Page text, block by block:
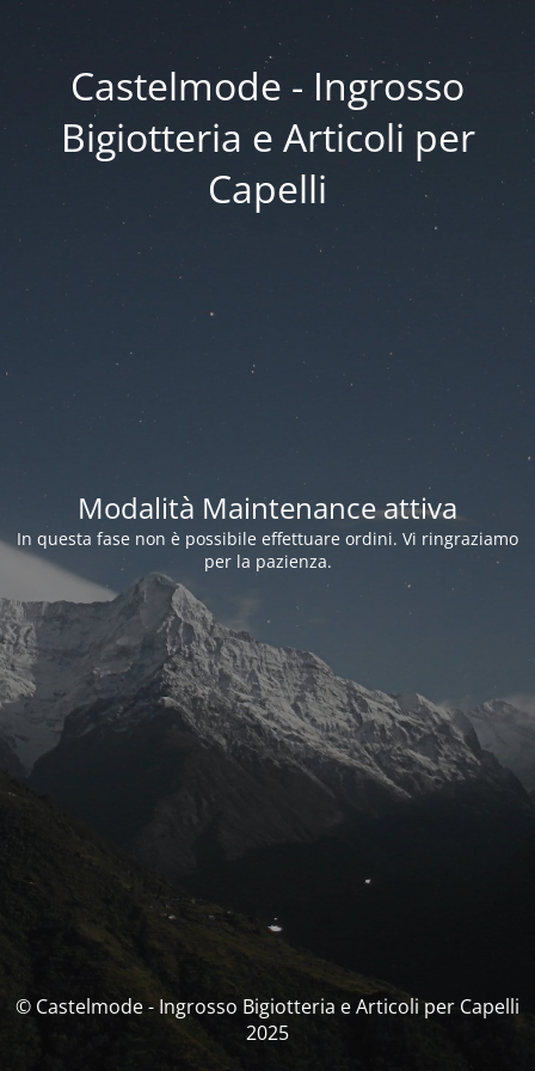
Castelmode - Ingrosso
Bigiotteria e Articoli per
Capelli
Modalità Maintenance attiva
In questa fase non è possibile effettuare ordini. Vi ringraziamo
per la pazienza.
© Castelmode - Ingrosso Bigiotteria e Articoli per Capelli
2025